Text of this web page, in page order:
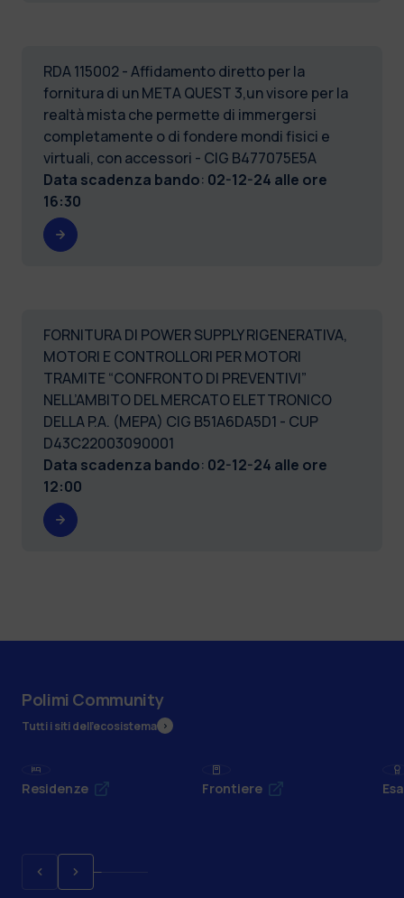
RDA 115002 - Affidamento diretto per la
fornitura di un META QUEST 3,un visore per la
realtà mista che permette di immergersi
completamente o di fondere mondi fisici e
virtuali, con accessori - CIG B477075E5A
Data scadenza bando: 02-12-24 alle ore
16:30
FORNITURA DI POWER SUPPLY RIGENERATIVA,
MOTORI E CONTROLLORI PER MOTORI
TRAMITE “CONFRONTO DI PREVENTIVI”
NELL’AMBITO DEL MERCATO ELETTRONICO
DELLA P.A. (MEPA) CIG B51A6DA5D1 - CUP
D43C22003090001
Data scadenza bando: 02-12-24 alle ore
12:00
Polimi Community
Tutti i siti dell’ecosistema
Residenze Frontiere